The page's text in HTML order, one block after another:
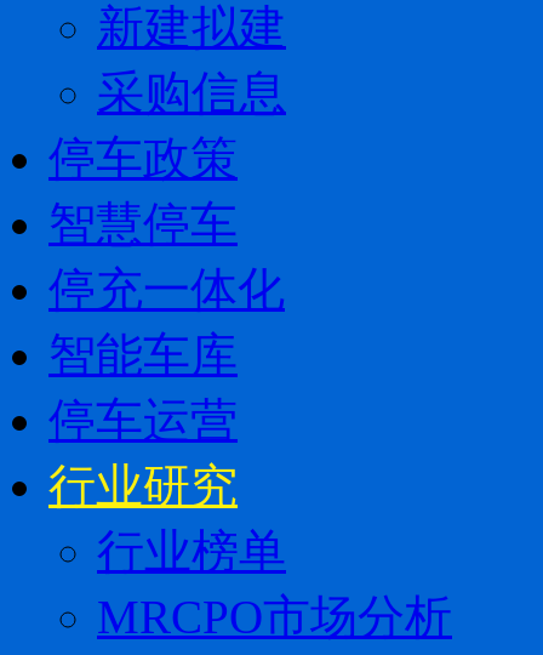
新建拟建
采购信息
停车政策
智慧停车
停充一体化
智能车库
停车运营
行业研究
行业榜单
MRCPO市场分析